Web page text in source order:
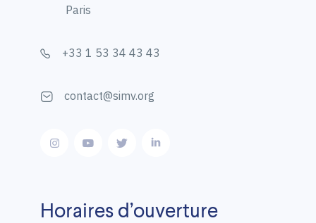
Paris
+33 1 53 34 43 43
contact@simv.org
Horaires d’ouverture